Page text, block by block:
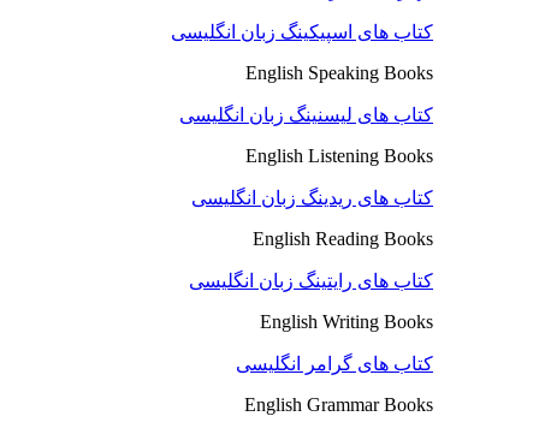
کتاب های اسپیکینگ زبان انگلیسی
English Speaking Books
کتاب های لیسنینگ زبان انگلیسی
English Listening Books
کتاب های ریدینگ زبان انگلیسی
English Reading Books
کتاب های رایتینگ زبان انگلیسی
English Writing Books
کتاب های گرامر انگلیسی
English Grammar Books